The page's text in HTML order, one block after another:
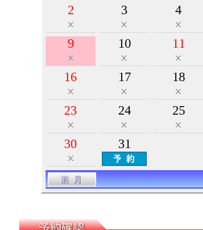
2 3 4
9 10 11
16 17 18
23 24 25
30 31